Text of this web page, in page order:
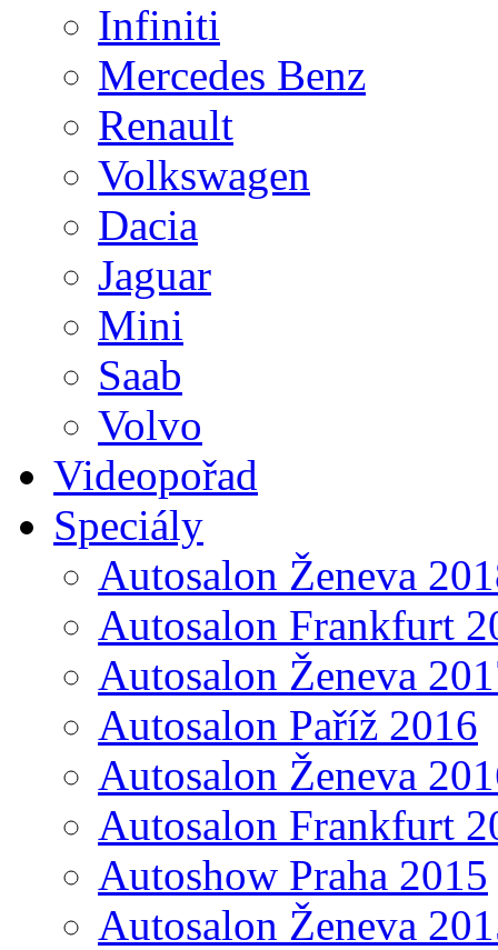
Infiniti
Mercedes Benz
Renault
Volkswagen
Dacia
Jaguar
Mini
Saab
Volvo
Videopořad
Speciály
Autosalon Ženeva
Autosalon Frankfurt
Autosalon Ženeva
Autosalon Paříž 2016
Autosalon Ženeva
Autosalon Frankfurt
Autoshow Praha 2015
Autosalon Ženeva